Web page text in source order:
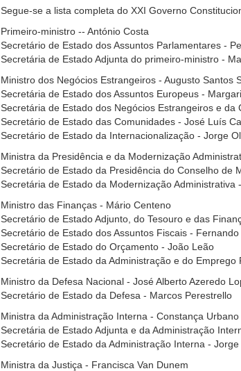
Segue-se a lista completa do XXI Governo
Primeiro-ministro -- António Costa
Secretário de Estado dos Assuntos Parlamentares -
Secretária de Estado Adjunta do primeiro-ministro -
Ministro dos Negócios Estrangeiros - Augusto Santos
Secretária de Estado dos Assuntos Europeus -
Secretária de Estado dos Negócios Estrangeiros e da
Secretário de Estado das Comunidades - José Luís
Secretário de Estado da Internacionalização - Jorge
Ministra da Presidência e da Modernização
Secretário de Estado da Presidência do Conselho de
Secretária de Estado da Modernização Administrativa
Ministro das Finanças - Mário Centeno
Secretário de Estado Adjunto, do Tesouro e das
Secretário de Estado dos Assuntos Fiscais -
Secretário de Estado do Orçamento - João Leão
Secretária de Estado da Administração e do Emprego
Ministro da Defesa Nacional - José Alberto Azeredo
Secretário de Estado da Defesa - Marcos Perestrello
Ministra da Administração Interna - Constança Urbano
Secretária de Estado Adjunta e da Administração
Secretário de Estado da Administração Interna -
Ministra da Justiça - Francisca Van Dunem